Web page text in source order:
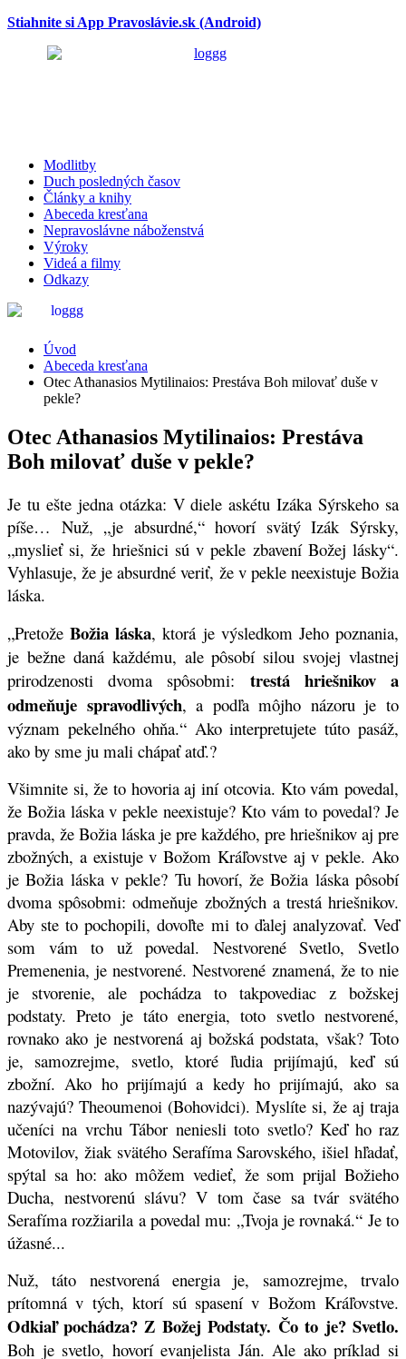
Stiahnite si App Pravoslávie.sk (Android)
Modlitby
Duch posledných časov
Články a knihy
Abeceda kresťana
Nepravoslávne náboženstvá
Výroky
Videá a filmy
Odkazy
Úvod
Abeceda kresťana
Otec Athanasios Mytilinaios: Prestáva Boh milovať duše v
pekle?
Otec Athanasios Mytilinaios: Prestáva
Boh milovať duše v pekle?
Je tu ešte jedna otázka: V diele askétu Izáka Sýrskeho sa
píše… Nuž, „je absurdné,“ hovorí svätý Izák Sýrsky,
„myslieť si, že hriešnici sú v pekle zbavení Božej lásky“.
Vyhlasuje, že je absurdné veriť, že v pekle neexistuje Božia
láska.
„PretožeBožia láska, ktorá je výsledkom Jeho poznania,
je bežne daná každému, ale pôsobí silou svojej vlastnej
prirodzenosti dvoma spôsobmi: trestá hriešnikov a
odmeňuje spravodlivých, a podľa môjho názoru je to
význam pekelného ohňa.“ Ako interpretujete túto pasáž,
ako by sme ju mali chápať atď.?
Všimnite si, že to hovoria aj iní otcovia. Kto vám povedal,
že Božia láska v pekle neexistuje? Kto vám to povedal? Je
pravda, že Božia láska je pre každého, pre hriešnikov aj pre
zbožných, a existuje v Božom Kráľovstve aj v pekle. Ako
je Božia láska v pekle? Tu hovorí, že Božia láska pôsobí
dvoma spôsobmi: odmeňuje zbožných a trestá hriešnikov.
Aby ste to pochopili, dovoľte mi to ďalej analyzovať. Veď
som vám to už povedal. Nestvorené Svetlo, Svetlo
Premenenia, je nestvorené. Nestvorené znamená, že to nie
je stvorenie, ale pochádza to takpovediac z božskej
podstaty. Preto je táto energia, toto svetlo nestvorené,
rovnako ako je nestvorená aj božská podstata, však? Toto
je, samozrejme, svetlo, ktoré ľudia prijímajú, keď sú
zbožní. Ako ho prijímajú a kedy ho prijímajú, ako sa
nazývajú? Theoumenoi (Bohovidci). Myslíte si, že aj traja
učeníci na vrchu Tábor neniesli toto svetlo? Keď ho raz
Motovilov, žiak svätého Serafíma Sarovského, išiel hľadať,
spýtal sa ho: ako môžem vedieť, že som prijal Božieho
Ducha, nestvorenú slávu? V tom čase sa tvár svätého
Serafíma rozžiarila a povedal mu: „Tvoja je rovnaká.“ Je to
úžasné...
Nuž, táto nestvorená energia je, samozrejme, trvalo
prítomná v tých, ktorí sú spasení v Božom Kráľovstve.
Odkiaľ pochádza? Z Božej Podstaty. Čo to je? Svetlo.
Boh je svetlo, hovorí evanjelista Ján. Ale ako príklad si